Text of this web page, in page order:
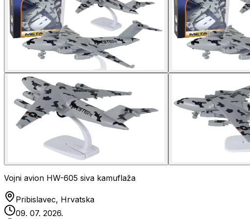
Vojni avion HW-605 siva kamuflaža
Pribislavec, Hrvatska
09. 07. 2026.